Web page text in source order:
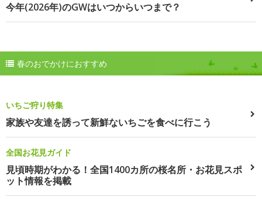
今年(2026年)のGWはいつからいつまで？
春のおでかけにおすすめ
いちご狩り特集
家族や友達を誘って新鮮ないちごを食べに行こう
全国お花見ガイド
見頃時期がわかる！全国1400カ所の桜名所・お花見スポ
ット情報を掲載